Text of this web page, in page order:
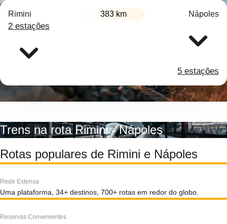
Rimini 383 km Nápoles
2 estações
5 estações
Trens na rota Rimini - Nápoles
Rotas populares de Rimini e Nápoles
Rede Extensa
Uma plataforma, 34+ destinos, 700+ rotas em redor do globo.
Reservas Convenientes